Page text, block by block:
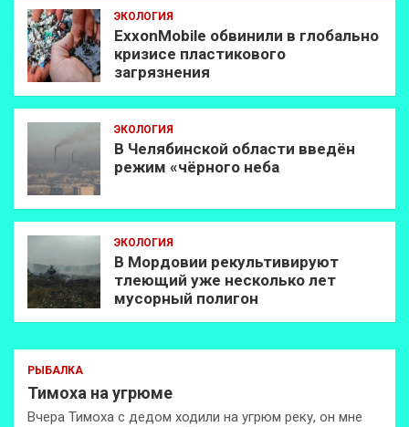
ЭКОЛОГИЯ
ExxonMobilе обвинили в глобально
кризисе пластикового
загрязнения
ЭКОЛОГИЯ
В Челябинской области введён
режим «чёрного неба
ЭКОЛОГИЯ
В Мордовии рекультивируют
тлеющий уже несколько лет
мусорный полигон
РЫБАЛКА
Тимоха на угрюме
Вчера Тимоха с дедом ходили на угрюм реку, он мне